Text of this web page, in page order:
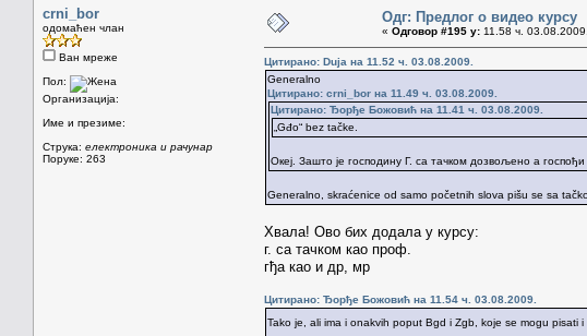
crni_bor
одомаћен члан
Ван мреже
Пол:
Организација:
Име и презиме:
Струка: електроника и рачунар
Поруке: 263
Одг: Предлог о видео курсу
« Одговор #195 у: 11.58 ч.
Цитирано: Duja на 11.52 ч. 03.08.2009.
Generalno
Цитирано: crni_bor на 11.49 ч. 03.08.2009.
Цитирано: Ђорђе Божовић на 11.41 ч. 03.08.2009.
„Gđo“ bez tačke.
Океј. Зашто је господину Г. са тачком дозвољено а
Generalno, skraćenice od samo početnih slova pišu se sa
Хвала! Ово бих додала у курсу:
г. са тачком као проф.
гђа као и др, мр
Цитирано: Ђорђе Божовић на 11.54 ч. 03.08.2009.
Tako je, ali ima i onakvih poput Bgd i Zgb, koje se mogu pisati